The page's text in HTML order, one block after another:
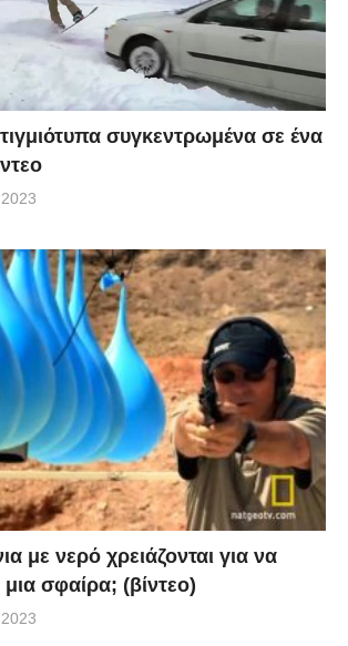
συγκεντρωμένα σε ένα
με νερό χρειάζονται για να
σφαίρα; (βίντεο)